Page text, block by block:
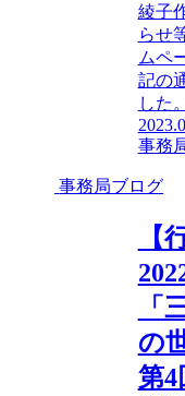
綾子
らせ
ムペ
記の
した
事務
事務局ブログ
【
「
の
第4